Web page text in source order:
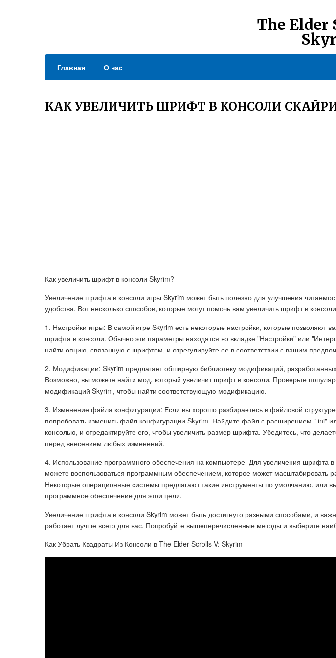
The Elder
Главная О нас
КАК УВЕЛИЧИТЬ ШРИФТ В КОНСОЛИ
Как увеличить шрифт в консоли Skyrim?
Увеличение шрифта в консоли игры Skyrim может быть полезно для улучшения
удобства. Вот несколько способов, которые могут помочь вам увеличить шрифт в
1. Настройки игры: В самой игре Skyrim есть некоторые настройки, которые позволяют
шрифта в консоли. Обычно эти параметры находятся во вкладке "Настройки" или
найти опцию, связанную с шрифтом, и отрегулируйте ее в соответствии с вашим
2. Модификации: Skyrim предлагает обширную библиотеку модификаций,
Возможно, вы можете найти мод, который увеличит шрифт в консоли. Проверьте
модификаций Skyrim, чтобы найти соответствующую модификацию.
3. Изменение файла конфигурации: Если вы хорошо разбираетесь в файловой
попробовать изменить файл конфигурации Skyrim. Найдите файл с расширением ".ini"
консолью, и отредактируйте его, чтобы увеличить размер шрифта. Убедитесь, что
перед внесением любых изменений.
4. Использование программного обеспечения на компьютере: Для увеличения шрифта в
можете воспользоваться программным обеспечением, которое может масштабировать
Некоторые операционные системы предлагают такие инструменты по умолчанию, или
программное обеспечение для этой цели.
Увеличение шрифта в консоли Skyrim может быть достигнуто разными способами, и
работает лучше всего для вас. Попробуйте вышеперечисленные методы и выберите
Как Убрать Квадраты Из Консоли в The Elder Scrolls V: Skyrim